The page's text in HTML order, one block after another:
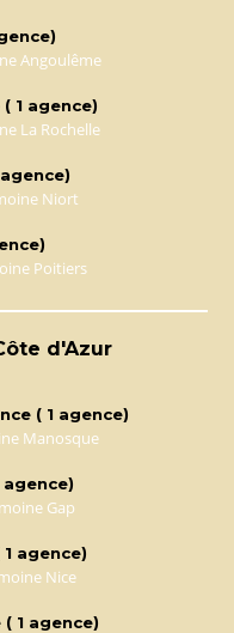
Angoulême
1 agence)
La Rochelle
Niort
Poitiers
d'Azur
( 1 agence)
Manosque
agence)
Gap
agence)
Nice
1 agence)